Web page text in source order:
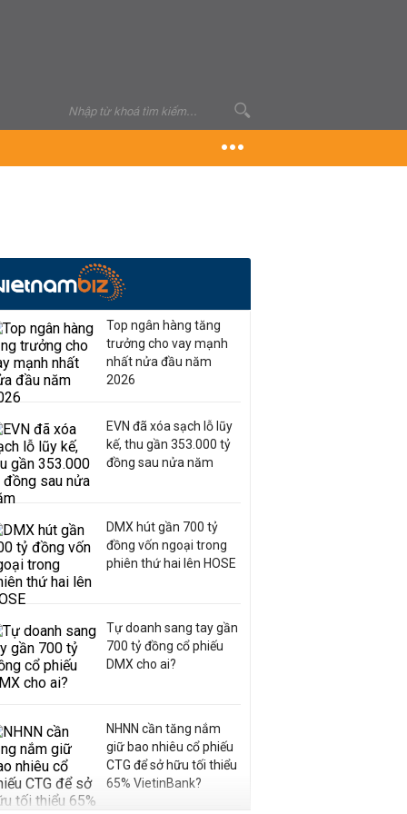
Top ngân hàng tăng
trưởng cho vay mạnh
nhất nửa đầu năm
2026
EVN đã xóa sạch lỗ lũy
kế, thu gần 353.000 tỷ
đồng sau nửa năm
DMX hút gần 700 tỷ
đồng vốn ngoại trong
phiên thứ hai lên HOSE
Tự doanh sang tay gần
700 tỷ đồng cổ phiếu
DMX cho ai?
NHNN cần tăng nắm
giữ bao nhiêu cổ phiếu
CTG để sở hữu tối thiểu
65% VietinBank?